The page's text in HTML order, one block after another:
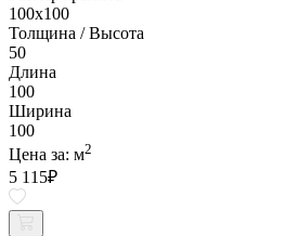
100х100
Толщина / Высота
50
Длина
100
Ширина
100
Цена за: м2
5 115₽